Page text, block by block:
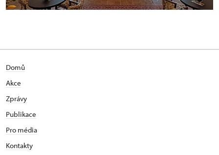
Domů
Akce
Zprávy
Publikace
Pro média
Kontakty